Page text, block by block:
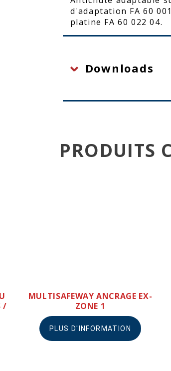
d'adaptation FA 60
platine FA 60 022 04.
Downloads
PRODUITS
/
MULTISAFEWAY ANCRAGE EX-
ZONE 1
PLUS D'INFORMATION